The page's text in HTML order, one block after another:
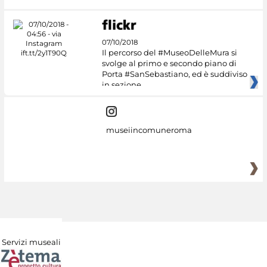
07/10/2018
Il percorso del #MuseoDelleMura si
svolge al primo e secondo piano di
Porta #SanSebastiano, ed è suddiviso
in sezione
museiincomuneroma
Servizi museali